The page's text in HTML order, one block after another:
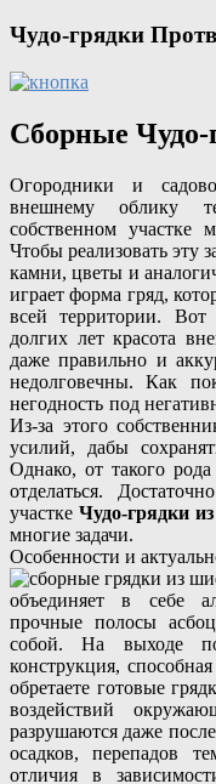
Чудо-грядки
Сборные Чудо-
Огородники и
внешнему облику
собственном участке
Чтобы реализовать эту
камни, цветы и
играет форма гряд,
всей территории.
долгих лет красота
даже правильно и
недолговечны. Как
негодность под
Из-за этого
усилий, дабы
Однако, от такого
отделаться.
участке Чудо-грядки
многие задачи.
Особенности и
объединяет в себе
прочные полосы
собой. На выходе
конструкция,
обретаете готовые
воздействий
разрушаются даже
осадков, перепадов
отличия в